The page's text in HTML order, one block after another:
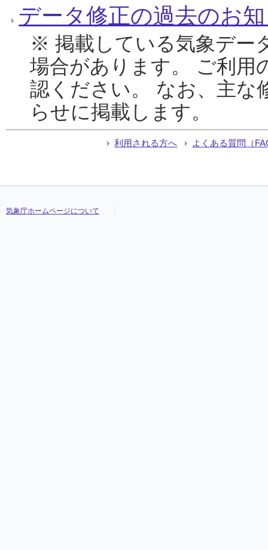
データ修正の過去のお
※ 掲載している気象デー
場合があります。 ご利用
認ください。 なお、主な
らせに掲載します。
利用される方へ よくある質問（
気象庁ホームページについて